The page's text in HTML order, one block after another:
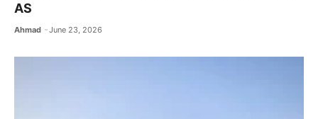
AS
Ahmad June 23, 2026